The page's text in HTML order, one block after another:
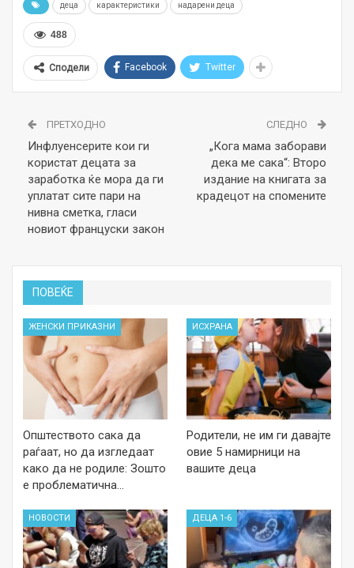
деца карактеристики надарени деца
488
Сподели Facebook Twitter
ПРЕТХОДНО
Инфлуенсерите кои ги
користат децата за
заработка ќе мора да ги
уплатат сите пари на
нивна сметка, гласи
новиот француски закон
СЛЕДНО
„Кога мама заборави
дека ме сака“: Второ
издание на книгата за
крадецот на спомените
ПОВЕЌЕ
ЖЕНСКИ ПРИКАЗНИ
Општеството сака да
раѓаат, но да изгледаат
како да не родиле: Зошто
е проблематична…
ИСХРАНА
Родители, не им ги давајте
овие 5 намирници на
вашите деца
НОВОСТИ ДЕЦА 1-6